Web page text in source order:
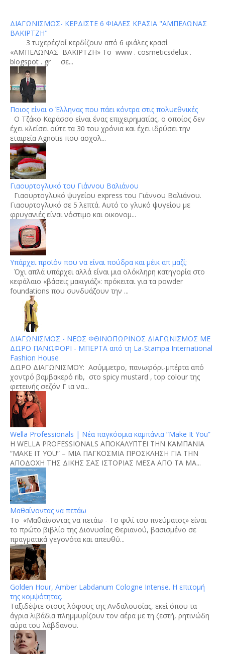
ΔΙΑΓΩΝΙΣΜΟΣ- ΚΕΡΔΙΣΤΕ 6 ΦΙΑΛΕΣ ΚΡΑΣΙΑ "ΑΜΠΕΛΩΝΑΣ
ΒΑΚΙΡΤΖΗ"
3 τυχερές/οί κερδίζουν από 6 φιάλες κρασί
«ΑΜΠΕΛΩΝΑΣ ΒΑΚΙΡΤΖΗ» To www . cosmeticsdelux .
blogspot . gr σε...
Ποιος είναι ο Έλληνας που πάει κόντρα στις πολυεθνικές
Ο Τζάκο Καράσσο είναι ένας επιχειρηματίας, ο οποίος δεν
έχει κλείσει ούτε τα 30 του χρόνια και έχει ιδρύσει την
εταιρεία Agnotis που ασχολ...
Γιαουρτογλυκό του Γιάννου Βαλιάνου
Γιαουρτογλυκό ψυγείου express του Γιάννου Βαλιάνου.
Γιαουρτογλυκό σε 5 λεπτά. Αυτό το γλυκό ψυγείου με
φρυγανιές είναι νόστιμο και οικονομ...
Υπάρχει προϊόν που να είναι πούδρα και μέικ απ μαζί;
Όχι απλά υπάρχει αλλά είναι μια ολόκληρη κατηγορία στο
κεφάλαιο «βάσεις μακιγιάζ»: πρόκειται για τα powder
foundations που συνδυάζουν την ...
ΔΙΑΓΩΝΙΣΜΟΣ - ΝΕΟΣ ΦΘΙΝΟΠΩΡΙΝΟΣ ΔΙΑΓΩΝΙΣΜΟΣ ΜΕ
ΔΩΡΟ ΠΑΝΩΦΟΡΙ - ΜΠΕΡΤΑ από τη La-Stampa International
Fashion House
ΔΩΡΟ ΔΙΑΓΩΝΙΣΜΟΥ: Aσύμμετρο, πανωφόρι-μπέρτα από
χοντρό βαμβακερό rib, στο spicy mustard , top colour της
φετεινής σεζόν Γ ια να...
Wella Professionals | Νέα παγκόσμια καμπάνια “Make It You”
H WELLA PROFESSIONALS ΑΠΟΚΑΛΥΠΤΕΙ ΤΗΝ ΚΑΜΠΑΝΙΑ
“MAKE IT YOU” – ΜΙΑ ΠΑΓΚΟΣΜΙΑ ΠΡΟΣΚΛΗΣΗ ΓΙΑ ΤΗΝ
ΑΠΟΔΟΧΗ ΤΗΣ ΔΙΚΗΣ ΣΑΣ ΙΣΤΟΡΙΑΣ ΜΕΣΑ ΑΠΟ ΤΑ ΜΑ...
Μαθαίνοντας να πετάω
Το «Μαθαίνοντας να πετάω - Το φιλί του πνεύματος» είναι
το πρώτο βιβλίο της Διονυσίας Θεριανού, βασισμένο σε
πραγματικά γεγονότα και απευθύ...
Golden Hour, Amber Labdanum Cologne Intense. Η επιτομή
της κομψότητας.
Tαξιδέψτε στους λόφους της Ανδαλουσίας, εκεί όπου τα
άγρια λιβάδια πλημμυρίζουν τον αέρα με τη ζεστή, ρητινώδη
αύρα του λάβδανου.